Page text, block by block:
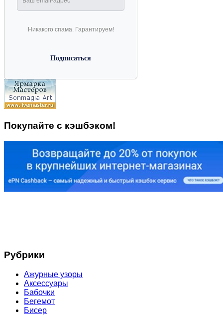
Никакого спама. Гарантируем!
Покупайте с кэшбэком!
Рубрики
Ажурные узоры
Аксессуары
Бабочки
Бегемот
Бисер